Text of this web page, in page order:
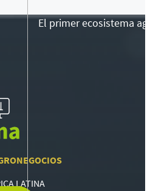
El primer ecosistema
LATINA